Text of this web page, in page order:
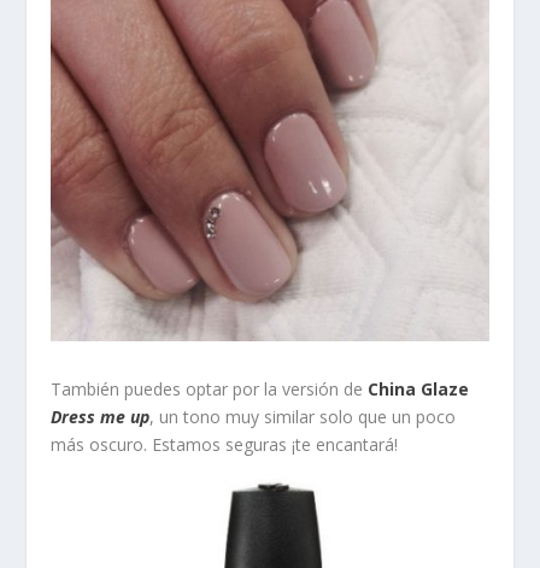
También puedes optar por la versión de China Glaze
Dress me up, un tono muy similar solo que un poco
más oscuro. Estamos seguras ¡te encantará!